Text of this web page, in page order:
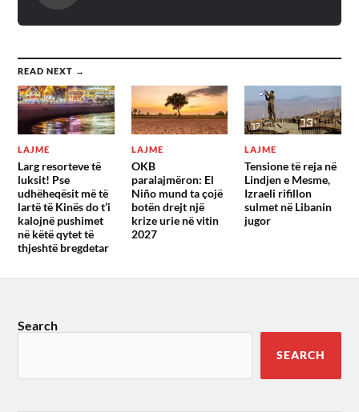
READ NEXT →
LAJME
Larg resorteve të
luksit! Pse
udhëheqësit më të
lartë të Kinës do t’i
kalojnë pushimet
në këtë qytet të
thjeshtë bregdetar
LAJME
OKB
paralajmëron: El
Niño mund ta çojë
botën drejt një
krize urie në vitin
2027
LAJME
Tensione të reja në
Lindjen e Mesme,
Izraeli rifillon
sulmet në Libanin
jugor
Search
SEARCH